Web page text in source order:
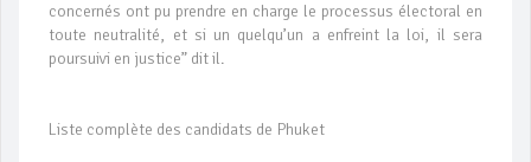
concernés ont pu prendre en charge le processus électoral en
toute neutralité, et si un quelqu’un a enfreint la loi, il sera
poursuivi en justice” dit il.
Liste complète des candidats de Phuket